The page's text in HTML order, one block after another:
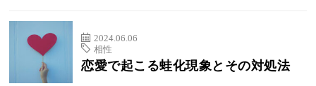
2024.06.06
相性
恋愛で起こる蛙化現象とその対処法